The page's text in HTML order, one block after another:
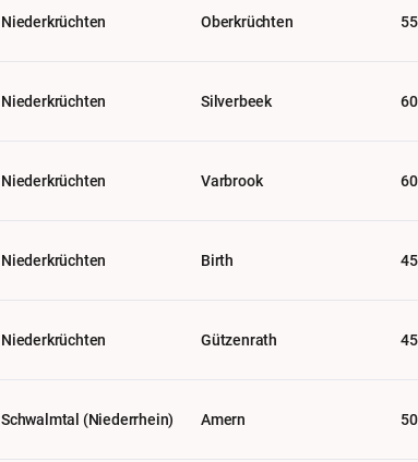
Niederkrüchten Oberkrüchten
Niederkrüchten Silverbeek
Niederkrüchten Varbrook
Niederkrüchten Birth
Niederkrüchten Gützenrath
Schwalmtal (Niederrhein) Amern